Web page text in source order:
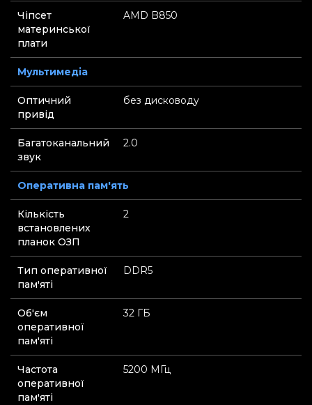
Чіпсет
материнської
плати
AMD B850
Мультимедіа
Оптичний
привід
без дисководу
Багатоканальний
звук
2.0
Оперативна пам'ять
Кількість
встановлених
планок ОЗП
2
Тип оперативної
пам'яті
DDR5
Об'єм
оперативної
пам'яті
32 ГБ
Частота
оперативної
пам'яті
5200 МГц